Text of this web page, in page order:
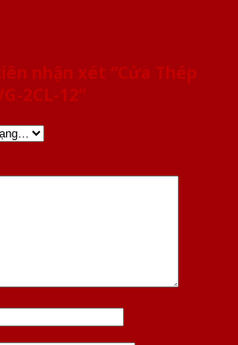
nhận xét “Cửa Thép
2CL-12”